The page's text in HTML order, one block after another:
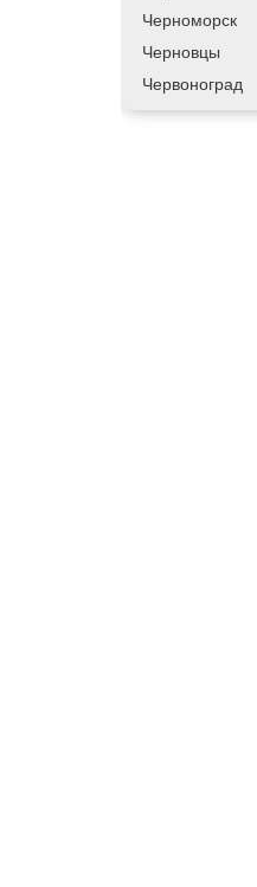
Черноморск
Черновцы
Червоноград
Чортков